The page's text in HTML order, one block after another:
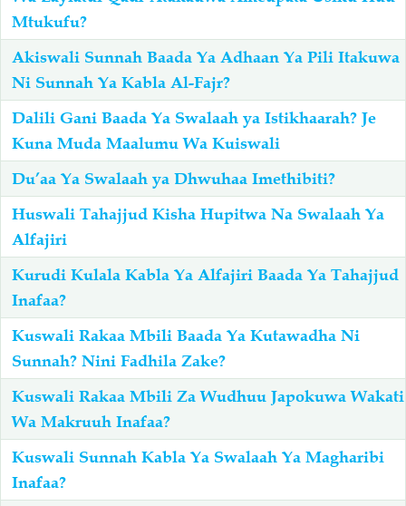
Salaf Wa Ummah Firaq-Makundi
Fiqh-Ibaadah Duaa-Adhkaar
Fataawa Za Ulamaa Kauli Za Salaf
Akhlaaq-Aadaab Raqaaiq
Familia-Jamii Maswali-Majibu
Chemsha Bongo Vitabu
Mapishi
Mtukufu?
Akiswali Sunnah Baada Ya Adhaan Ya Pili Itakuwa
Ni Sunnah Ya Kabla Al-Fajr?
Dalili Gani Baada Ya Swalaah ya Istikhaarah? Je
Kuna Muda Maalumu Wa Kuiswali
Du’aa Ya Swalaah ya Dhwuhaa Imethibiti?
Huswali Tahajjud Kisha Hupitwa Na Swalaah Ya
Alfajiri
Kurudi Kulala Kabla Ya Alfajiri Baada Ya Tahajjud
Inafaa?
Kuswali Rakaa Mbili Baada Ya Kutawadha Ni
Sunnah? Nini Fadhila Zake?
Kuswali Rakaa Mbili Za Wudhuu Japokuwa Wakati
Wa Makruuh Inafaa?
Kuswali Sunnah Kabla Ya Swalaah Ya Magharibi
Inafaa?